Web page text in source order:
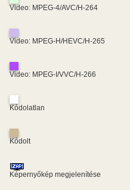
Video: MPEG-4/AVC/H-264
Video: MPEG-H/HEVC/H-265
Video: MPEG-I/VVC/H-266
Kódolatlan
Kódolt
Képernyőkép megjelenítése